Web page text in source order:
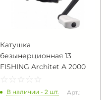
Катушка
безынерционная 13
FISHING Architet A 2000
☆ ☆ ☆ ☆ ☆
★ ★ ★ ★ ★
В наличии - 2 шт. Арт.: